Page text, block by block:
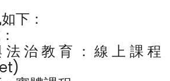
下：
法治教育：線上課程